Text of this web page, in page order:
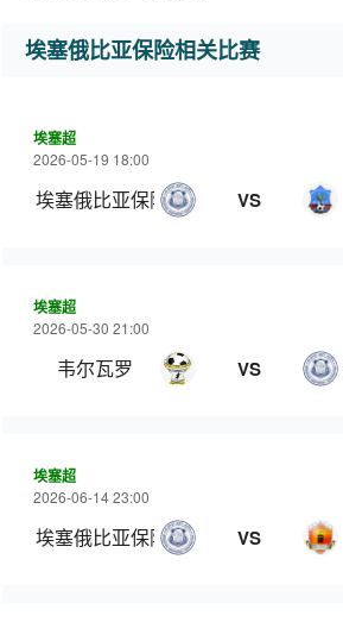
埃塞俄比亚保险相关比赛
埃塞超
2026-05-19 18:00
埃塞俄比亚保险 VS
埃塞超
2026-05-30 21:00
韦尔瓦罗 VS
埃塞超
2026-06-14 23:00
埃塞俄比亚保险 VS